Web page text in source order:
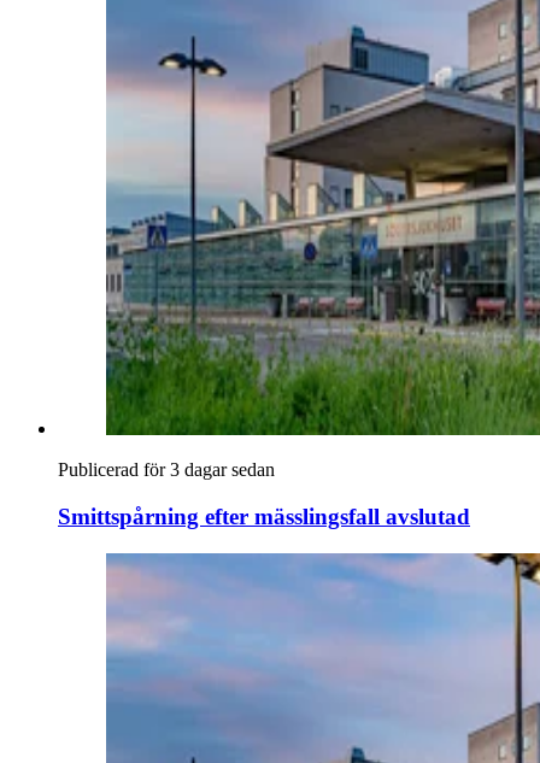
Publicerad för 3 dagar sedan
Smittspårning efter mässlingsfall avslutad